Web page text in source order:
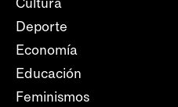
Deporte
Economía
Educación
Feminismos